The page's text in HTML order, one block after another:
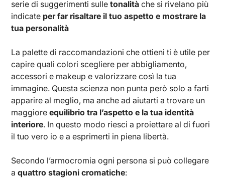
serie di suggerimenti sulletonalità che si rivelano più
indicate per far risaltare il tuo aspetto e mostrare la
tua personalità
La palette di raccomandazioni che ottieni ti è utile per
capire quali colori scegliere per abbigliamento,
accessori e makeup e valorizzare così la tua
immagine. Questa scienza non punta però solo a farti
apparire al meglio, ma anche ad aiutarti a trovare un
maggioreequilibrio tra l’aspetto e la tua identità
interiore. In questo modo riesci a proiettare al di fuori
il tuo vero io e a esprimerti in piena libertà.
Secondo l’armocromia ogni persona si può collegare
aquattro stagioni cromatiche: